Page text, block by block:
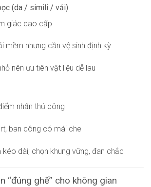
(da / simili / vải)
giác cao cấp
mềm nhưng cần vệ sinh định kỳ
nên ưu tiên vật liệu dễ lau
nhấn thủ công
ban công có mái che
kéo dài; chọn khung vững, đan chắc
“đúng ghế” cho không gian